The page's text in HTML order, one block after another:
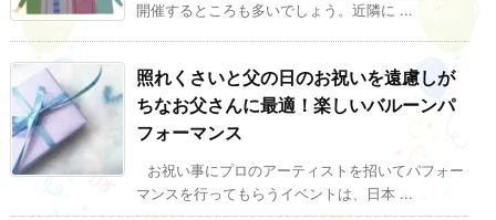
開催するところも多いでしょう。近隣に ...
照れくさいと父の日のお祝いを遠慮しが
ちなお父さんに最適！楽しいバルーンパ
フォーマンス
お祝い事にプロのアーティストを招いてパフォー
マンスを行ってもらうイベントは、日本 ...